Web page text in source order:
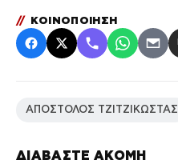
ΔΙΑΒΑΣΤΕ ΑΚΟΜΗ
// ΚΟΙΝΟΠΟΙΗΣΗ
ΑΠΟΣΤΟΛΟΣ ΤΖΙΤΖΙΚΩΣΤΑΣ